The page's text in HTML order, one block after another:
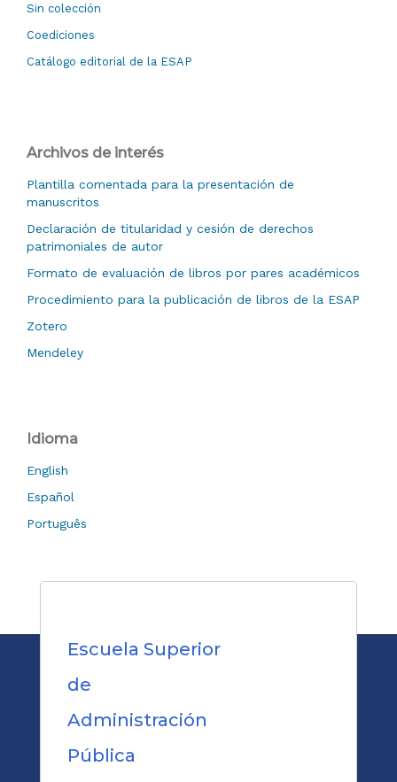
Sin colección
Coediciones
Catálogo editorial de la ESAP
Archivos de interés
Plantilla comentada para la presentación de
manuscritos
Declaración de titularidad y cesión de derechos
patrimoniales de autor
Formato de evaluación de libros por pares académicos
Procedimiento para la publicación de libros de la ESAP
Zotero
Mendeley
Idioma
English
Español
Português
Escuela Superior
de
Administración
Pública